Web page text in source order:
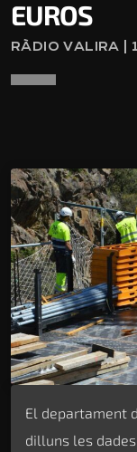
EUROS
RÀDIO VALIRA |
El departament
dilluns les